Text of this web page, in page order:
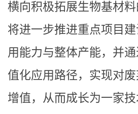
横向积极拓展生物基材
将进一步推进重点项目
用能力与整体产能，并
值化应用路径，实现对
增值，从而成长为一家